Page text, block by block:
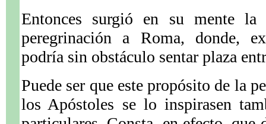
Entonces surgió en su mente la
peregrinación a Roma, donde,
podría sin obstáculo sentar plaza
Puede ser que este propósito de la
los Apóstoles se lo inspirasen